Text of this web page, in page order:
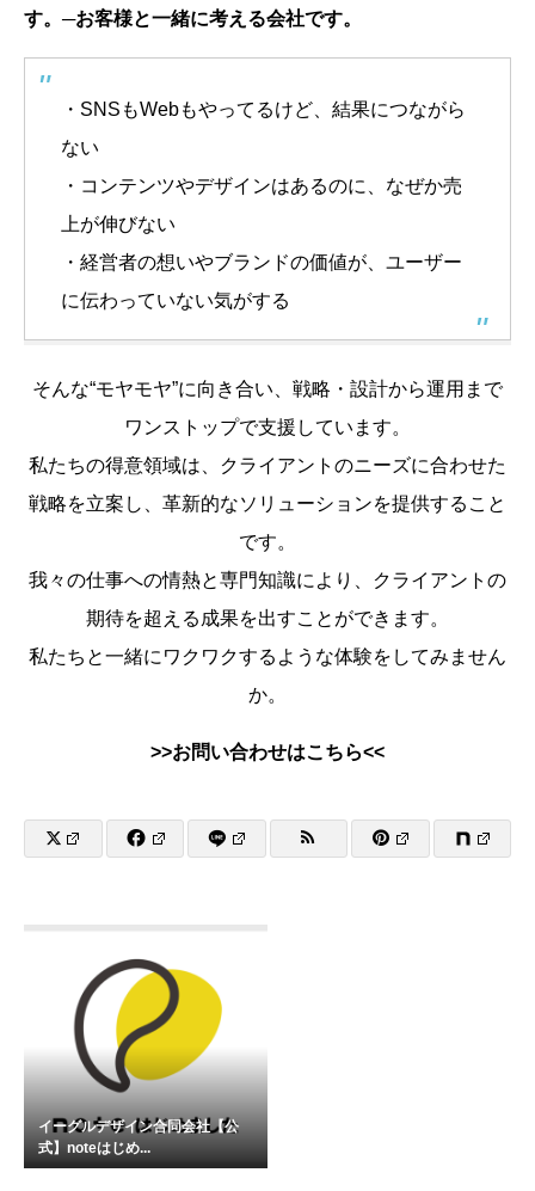
す。─お客様と一緒に考える会社です。
・SNSもWebもやってるけど、結果につながら
ない
・コンテンツやデザインはあるのに、なぜか売
上が伸びない
・経営者の想いやブランドの価値が、ユーザー
に伝わっていない気がする
そんな“モヤモヤ”に向き合い、戦略・設計から運用まで
ワンストップで支援しています。
私たちの得意領域は、クライアントのニーズに合わせた
戦略を立案し、革新的なソリューションを提供すること
です。
我々の仕事への情熱と専門知識により、クライアントの
期待を超える成果を出すことができます。
私たちと一緒にワクワクするような体験をしてみません
か。
>>お問い合わせはこちら<<
イーグルデザイン合同会社【公
式】noteはじめ...